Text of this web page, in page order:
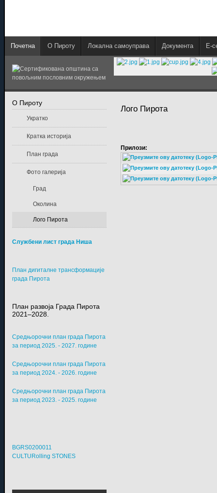
Почетна О Пироту Локална самоуправа Документа E-
Лого Пирота
Прилози:
О Пироту
Укратко
Кратка историја
План града
Фото галерија
Град
Околина
Лого Пирота
Службени лист града Ниша
План дигиталне трансформације
града Пирота
План развоја Града Пирота
2021–2028.
Средњорочни план града Пирота
за период 2025. - 2027. године
Средњорочни план града Пирота
за период 2024. - 2026. године
Средњорочни план града Пирота
за период 2023. - 2025. године
BGRS0200011
CULTURolling STONES